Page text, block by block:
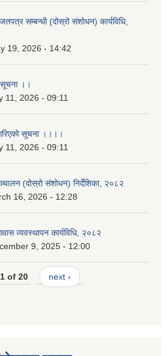
सम्बन्धी (दोस्रो संशोधन) कार्यविधि,
19, 2026 - 14:42
सूचना ।।
11, 2026 - 09:11
सूचना ।।।।
11, 2026 - 09:11
(दोस्रो संशोधन) निर्देशिका, २०८२
16, 2026 - 12:28
व्यवस्थापन कार्यविधि, २०८२
9, 2025 - 12:00
1 of 20 next ›